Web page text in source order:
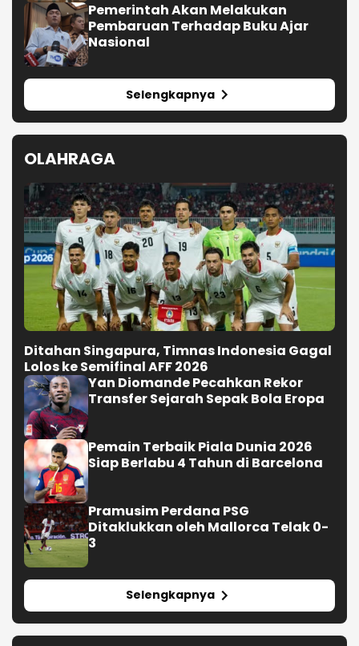
Pemerintah Akan Melakukan
Pembaruan Terhadap Buku Ajar
Nasional
Selengkapnya
OLAHRAGA
Ditahan Singapura, Timnas Indonesia Gagal
Lolos ke Semifinal AFF 2026
Yan Diomande Pecahkan Rekor
Transfer Sejarah Sepak Bola Eropa
Pemain Terbaik Piala Dunia 2026
Siap Berlabu 4 Tahun di Barcelona
Pramusim Perdana PSG
Ditaklukkan oleh Mallorca Telak 0-
3
Selengkapnya